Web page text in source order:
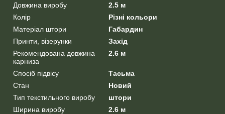
Довжина виробу
2.5 м
Колір
Різні кольори
Матеріал штори
Габардин
Принти, візерунки
Захід
Рекомендована довжина
карниза
2.6 м
Спосіб підвісу
Тасьма
Стан
Новий
Тип текстильного виробу
штори
Ширина виробу
2.6 м